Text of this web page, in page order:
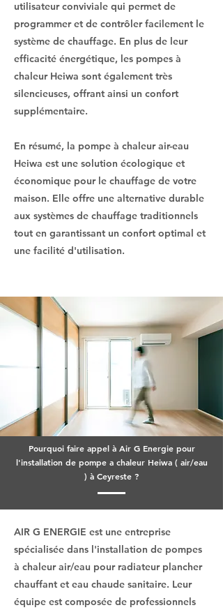
utilisateur conviviale qui permet de
programmer et de contrôler facilement le
système de chauffage. En plus de leur
efficacité énergétique, les pompes à
chaleur Heiwa sont également très
silencieuses, offrant ainsi un confort
supplémentaire.
En résumé, la pompe à chaleur air-eau
Heiwa est une solution écologique et
économique pour le chauffage de votre
maison. Elle offre une alternative durable
aux systèmes de chauffage traditionnels
tout en garantissant un confort optimal et
une facilité d'utilisation.
Pourquoi faire appel à Air G Energie pour
l'installation de pompe a chaleur Heiwa ( air/eau
) à Ceyreste ?
AIR G ENERGIE est une entreprise
spécialisée dans l'installation de pompes
à chaleur air/eau pour radiateur plancher
chauffant et eau chaude sanitaire. Leur
équipe est composée de professionnels